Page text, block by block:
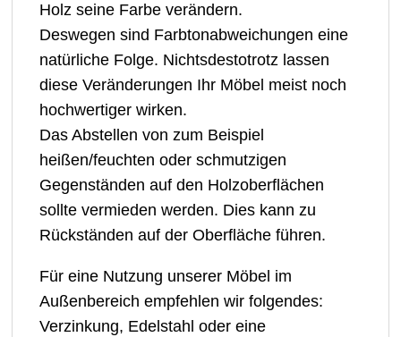
Holz seine Farbe verändern.
Deswegen sind Farbtonabweichungen eine
natürliche Folge. Nichtsdestotrotz lassen
diese Veränderungen Ihr Möbel meist noch
hochwertiger wirken.
Das Abstellen von zum Beispiel
heißen/feuchten oder schmutzigen
Gegenständen auf den Holzoberflächen
sollte vermieden werden. Dies kann zu
Rückständen auf der Oberfläche führen.
Für eine Nutzung unserer Möbel im
Außenbereich empfehlen wir folgendes:
Verzinkung, Edelstahl oder eine